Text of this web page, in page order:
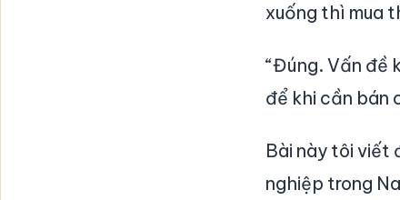
xuống thì mua
“Đúng. Vấn đề
để khi cần bán
Bài này tôi viết
nghiệp trong